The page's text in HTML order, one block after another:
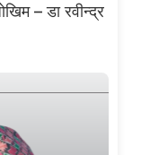
– डा रवीन्द्र